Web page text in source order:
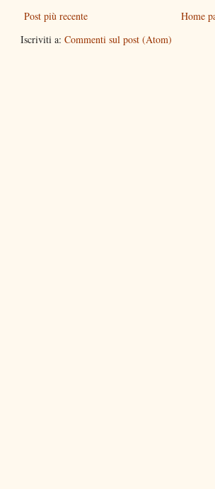
Post più recente
Home
Iscriviti a: Commenti sul post (Atom)